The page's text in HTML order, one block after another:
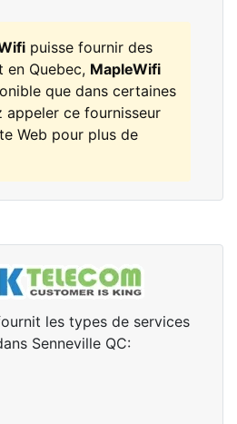
puisse fournir des
en Quebec, MapleWifi
que dans certaines
appeler ce fournisseur
Web pour plus de
les types de services
Senneville QC: